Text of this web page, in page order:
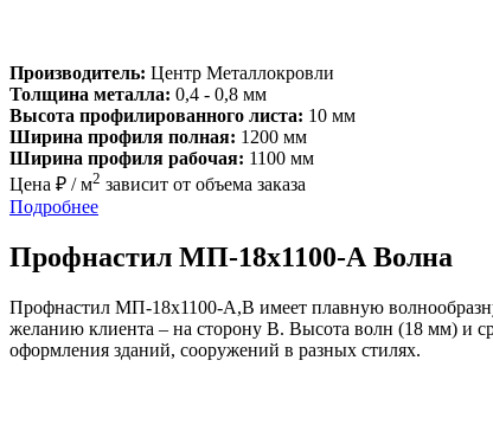
Производитель: Центр Металлокровли
Толщина металла: 0,4 - 0,8 мм
Высота профилированного листа: 10 мм
Ширина профиля полная: 1200 мм
Ширина профиля рабочая: 1100 мм
Цена ₽ / м2 зависит от объема заказа
Подробнее
Профнастил МП-18х1100-А Волна
Профнастил МП-18х1100-А,В имеет плавную
желанию клиента – на сторону В. Высота волн (18 мм) и
оформления зданий, сооружений в разных стилях.